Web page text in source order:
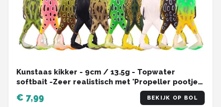
Kunstaas kikker - 9cm / 13.5g - Topwater
softbait -Zeer realistisch met 'Propeller pootjes'
€ 7,99 BEKIJK OP BOL